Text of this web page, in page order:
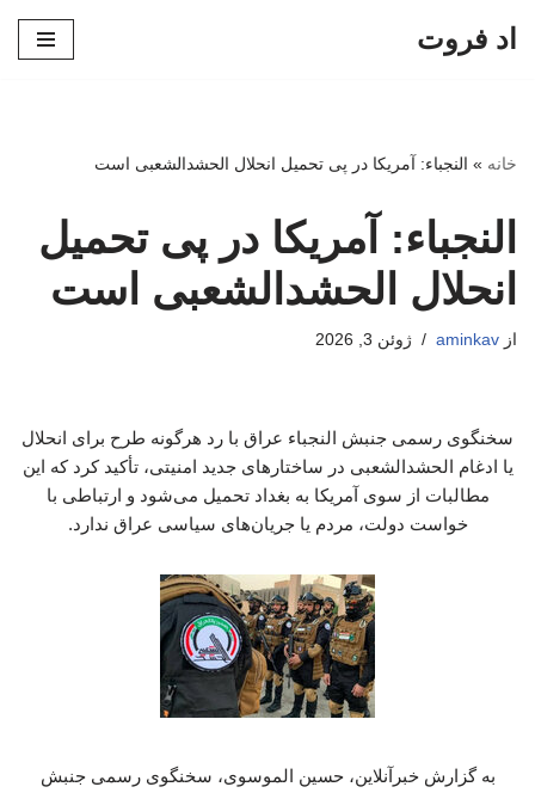
اد فروت
خانه » النجباء: آمریکا در پی تحمیل انحلال الحشدالشعبی است
النجباء: آمریکا در پی تحمیل
انحلال الحشدالشعبی است
از aminkav ژوئن 3, 2026
سخنگوی رسمی جنبش النجباء عراق با رد هرگونه طرح برای انحلال
یا ادغام الحشدالشعبی در ساختارهای جدید امنیتی، تأکید کرد که این
مطالبات از سوی آمریکا به بغداد تحمیل می‌شود و ارتباطی با
خواست دولت، مردم یا جریان‌های سیاسی عراق ندارد.
به گزارش خبرآنلاین، حسین الموسوی، سخنگوی رسمی جنبش